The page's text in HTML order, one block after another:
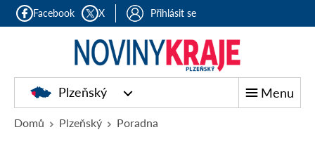
Facebook X Přihlásit se
Plzeňský Menu
Domů Plzeňský Poradna